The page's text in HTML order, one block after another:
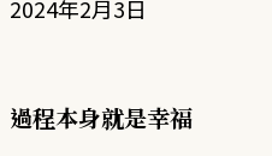
2024年2月3日
過程本身就是幸福